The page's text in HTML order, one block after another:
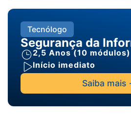
Tecnólogo
Segurança da
2,5 Anos (10 módulos)
Início imediato
Saiba mais